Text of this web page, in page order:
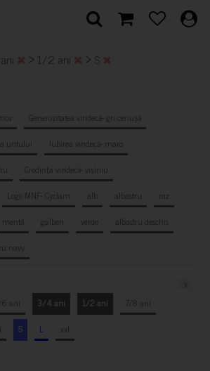
> 1/2 ani > S
Generozitatea vindecă- gri cenușă
untului
Iubirea vindecă- maro
Credința vindecă- vișiniu
Logo MNF- Cyclam alb albastru
roz
mentă galben verde
albastru deschis
navy
ani 3/4 ani 1/2 ani
7/8 ani
S L xxl